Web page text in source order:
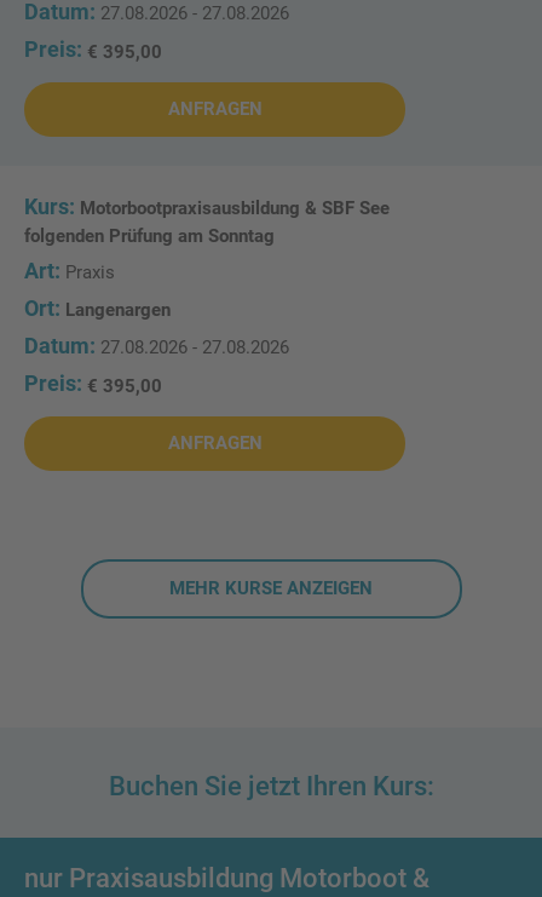
27.08.2026 - 27.08.2026
€ 395,00
ANFRAGEN
Motorbootpraxisausbildung & SBF See
folgenden Prüfung am Sonntag
Praxis
Langenargen
27.08.2026 - 27.08.2026
€ 395,00
ANFRAGEN
Buchen Sie jetzt Ihren Kurs:
nur Praxisausbildung Motorboot &